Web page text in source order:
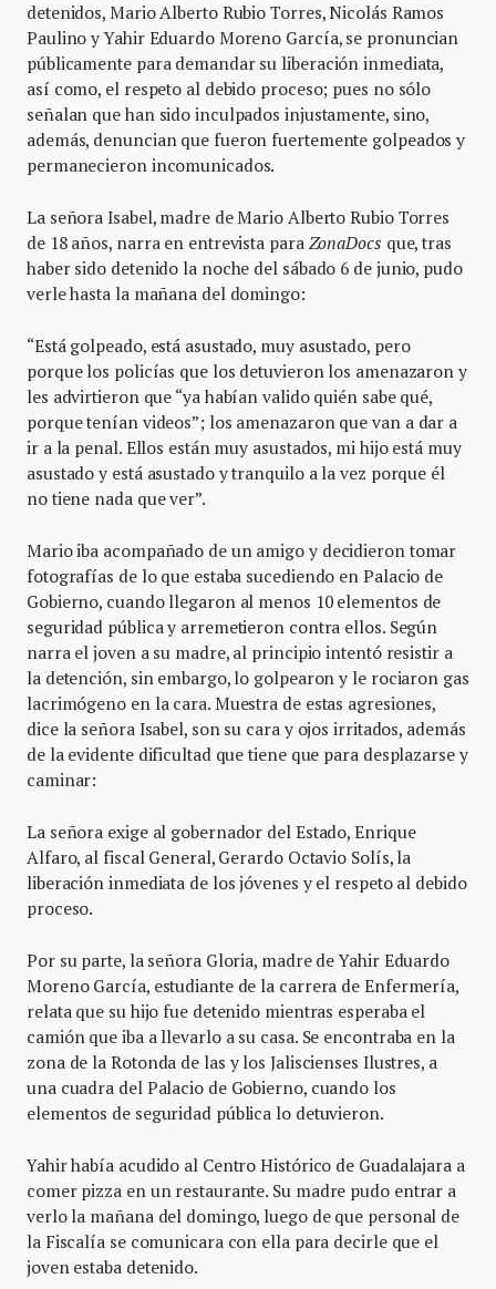
detenidos, Mario Alberto Rubio Torres, Nicolás Ramos
Paulino y Yahir Eduardo Moreno García, se pronuncian
públicamente para demandar su liberación inmediata,
así como, el respeto al debido proceso; pues no sólo
señalan que han sido inculpados injustamente, sino,
además, denuncian que fueron fuertemente golpeados y
permanecieron incomunicados.
La señora Isabel, madre de Mario Alberto Rubio Torres
de 18 años, narra en entrevista para ZonaDocs que, tras
haber sido detenido la noche del sábado 6 de junio, pudo
verle hasta la mañana del domingo:
“Está golpeado, está asustado, muy asustado, pero
porque los policías que los detuvieron los amenazaron y
les advirtieron que “ya habían valido quién sabe qué,
porque tenían videos”; los amenazaron que van a dar a
ir a la penal. Ellos están muy asustados, mi hijo está muy
asustado y está asustado y tranquilo a la vez porque él
no tiene nada que ver”.
Mario iba acompañado de un amigo y decidieron tomar
fotografías de lo que estaba sucediendo en Palacio de
Gobierno, cuando llegaron al menos 10 elementos de
seguridad pública y arremetieron contra ellos. Según
narra el joven a su madre, al principio intentó resistir a
la detención, sin embargo, lo golpearon y le rociaron gas
lacrimógeno en la cara. Muestra de estas agresiones,
dice la señora Isabel, son su cara y ojos irritados, además
de la evidente dificultad que tiene que para desplazarse y
caminar:
La señora exige al gobernador del Estado, Enrique
Alfaro, al fiscal General, Gerardo Octavio Solís, la
liberación inmediata de los jóvenes y el respeto al debido
proceso.
Por su parte, la señora Gloria, madre de Yahir Eduardo
Moreno García, estudiante de la carrera de Enfermería,
relata que su hijo fue detenido mientras esperaba el
camión que iba a llevarlo a su casa. Se encontraba en la
zona de la Rotonda de las y los Jaliscienses Ilustres, a
una cuadra del Palacio de Gobierno, cuando los
elementos de seguridad pública lo detuvieron.
Yahir había acudido al Centro Histórico de Guadalajara a
comer pizza en un restaurante. Su madre pudo entrar a
verlo la mañana del domingo, luego de que personal de
la Fiscalía se comunicara con ella para decirle que el
joven estaba detenido.